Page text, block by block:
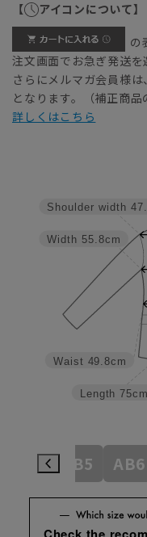
【 アイコンについて】
の
注文画面でお急ぎ発送を
さらにメルマガ会員様
となります。（補正商品
詳しくはこちら
Length 75cm
Waist 49.8cm
Width 55.8cm
Shoulder width
AB5 AB6